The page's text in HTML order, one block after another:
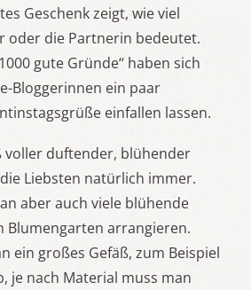
Geschenk zeigt, wie viel
oder die Partnerin bedeutet.
gute Gründe“ haben sich
Bloggerinnen ein paar
einfallen lassen.
voller duftender, blühender
Liebsten natürlich immer.
aber auch viele blühende
Blumengarten arrangieren.
ein großes Gefäß, zum Beispiel
je nach Material muss man